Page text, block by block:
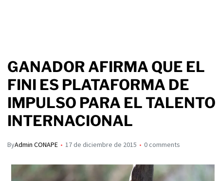
GANADOR AFIRMA QUE EL
FINI ES PLATAFORMA DE
IMPULSO PARA EL TALENTO
INTERNACIONAL
ByAdmin CONAPE 17 de diciembre de 2015 0 comments